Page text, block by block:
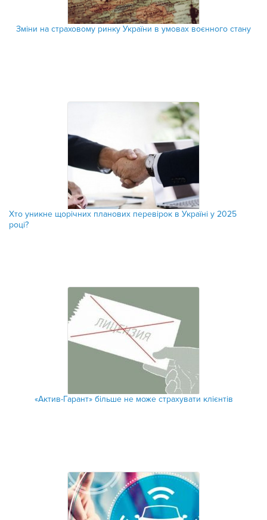
Зміни на страховому ринку України в умовах воєнного стану
Хто уникне щорічних планових перевірок в Україні у 2025
році?
«Актив-Гарант» більше не може страхувати клієнтів